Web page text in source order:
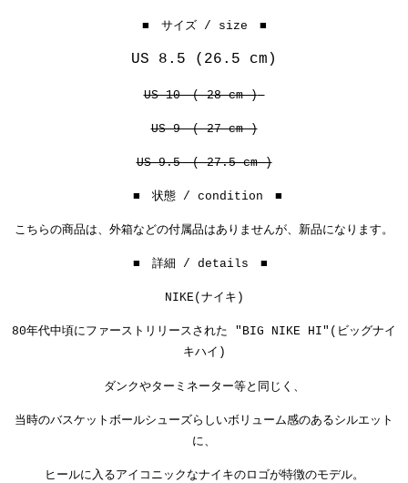
■ サイズ / size ■
US 8.5 (26.5 cm)
US 10 ( 28 cm )
US 9 ( 27 cm )
US 9.5 ( 27.5 cm )
■ 状態 / condition ■
こちらの商品は、外箱などの付属品はありませんが、新品になります。
■ 詳細 / details ■
NIKE(ナイキ)
80年代中頃にファーストリリースされた "BIG NIKE HI"(ビッグナイ
キハイ)
ダンクやターミネーター等と同じく、
当時のバスケットボールシューズらしいボリューム感のあるシルエット
に、
ヒールに入るアイコニックなナイキのロゴが特徴のモデル。